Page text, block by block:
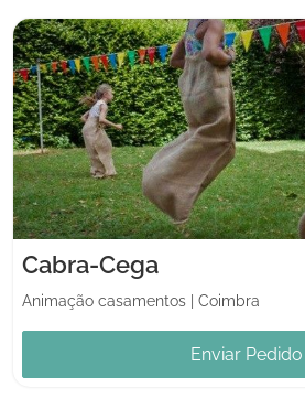
Cabra-Cega
Animação casamentos Coimbra
Enviar Pedido